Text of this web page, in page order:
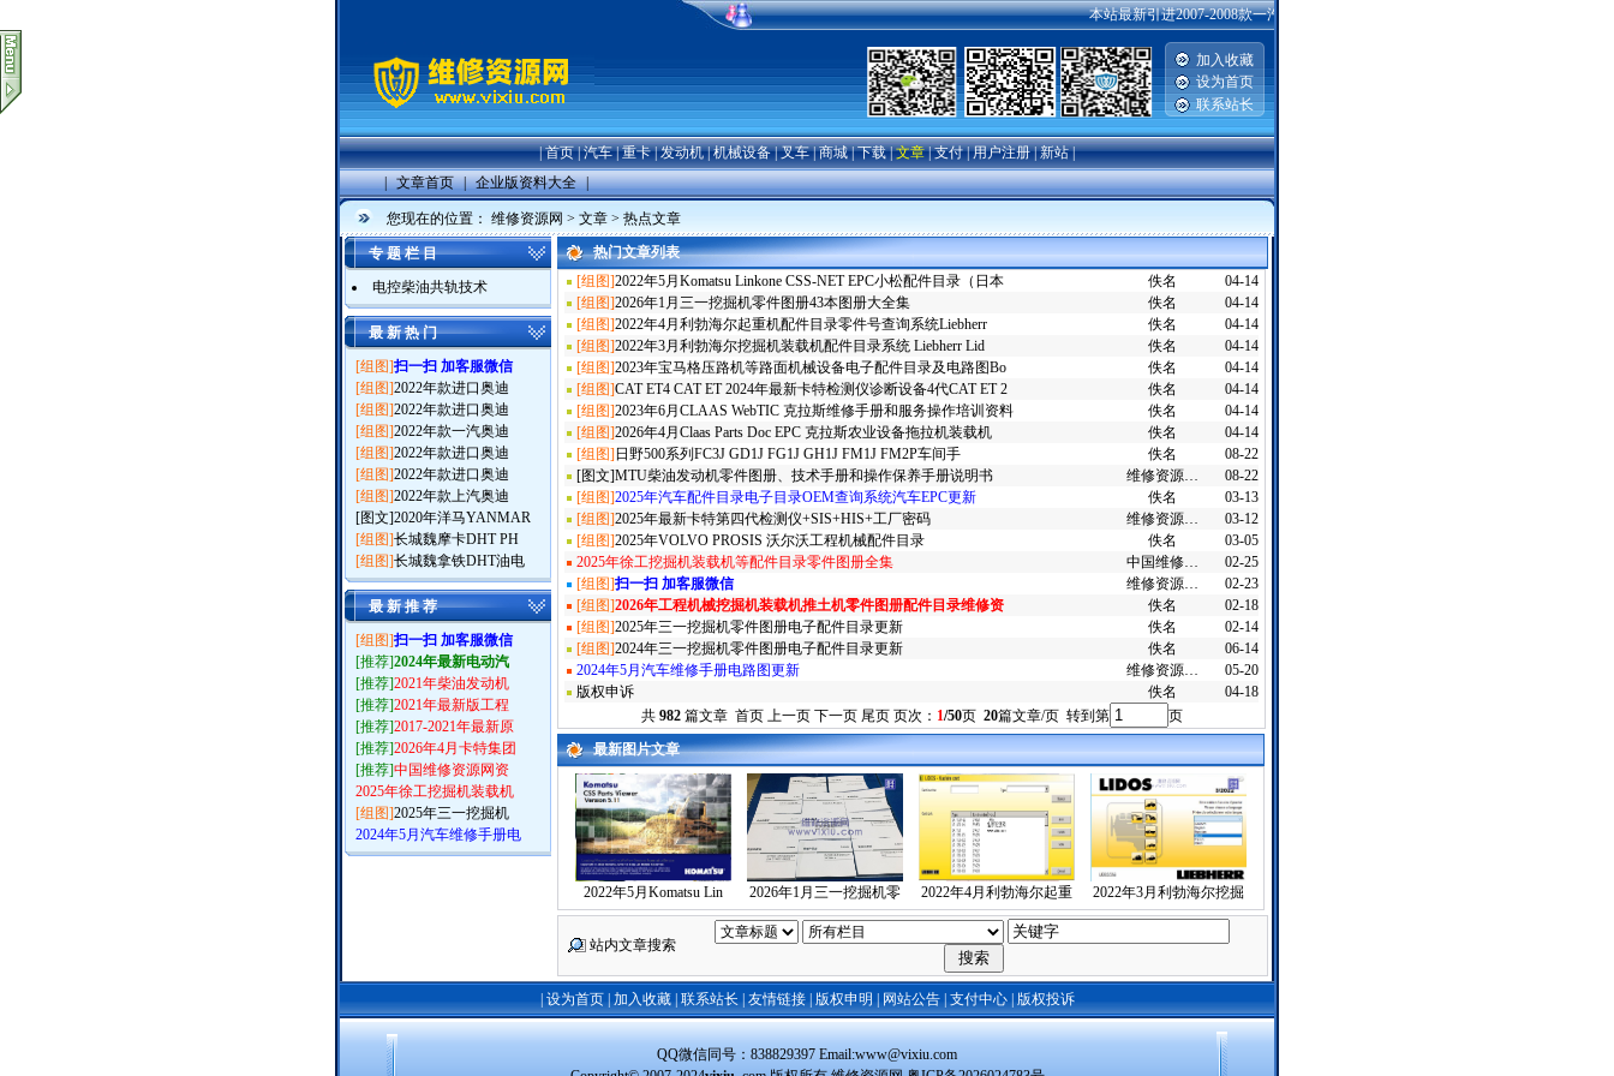
本站最新引进2007-2008款一汽丰田威驰，卡罗拉，普锐斯，广州丰田雅力士，
加入收藏
设为首页
联系站长
|首页|汽车|重卡|发动机|机械设备|叉车|商城|下载|文章|支付|用户注册|新站|
| 文章首页 | 企业版资料大全 |
您现在的位置： 维修资源网 > 文章 > 热点文章
专 题 栏 目
电控柴油共轨技术
最 新 热 门
[组图]扫一扫 加客服微信
[组图]2022年款进口奥迪
[组图]2022年款进口奥迪
[组图]2022年款一汽奥迪
[组图]2022年款进口奥迪
[组图]2022年款进口奥迪
[组图]2022年款上汽奥迪
[图文]2020年洋马YANMAR
[组图]长城魏摩卡DHT PH
[组图]长城魏拿铁DHT油电
最 新 推 荐
[组图]扫一扫 加客服微信
[推荐]2024年最新电动汽
[推荐]2021年柴油发动机
[推荐]2021年最新版工程
[推荐]2017-2021年最新原
[推荐]2026年4月卡特集团
[推荐]中国维修资源网资
2025年徐工挖掘机装载机
[组图]2025年三一挖掘机
2024年5月汽车维修手册电
热门文章列表
[组图]2022年5月Komatsu Linkone CSS-NET EPC小松配件目录（日本 佚名
04-14
[组图]2026年1月三一挖掘机零件图册43本图册大全集 佚名
04-14
[组图]2022年4月利勃海尔起重机配件目录零件号查询系统Liebherr 佚名
04-14
[组图]2022年3月利勃海尔挖掘机装载机配件目录系统 Liebherr Lid 佚名
04-14
[组图]2023年宝马格压路机等路面机械设备电子配件目录及电路图Bo 佚名
04-14
[组图]CAT ET4 CAT ET 2024年最新卡特检测仪诊断设备4代CAT ET 2 佚名
04-14
[组图]2023年6月CLAAS WebTIC 克拉斯维修手册和服务操作培训资料 佚名
04-14
[组图]2026年4月Claas Parts Doc EPC 克拉斯农业设备拖拉机装载机 佚名
04-14
[组图] 日野500系列FC3J GD1J FG1J GH1J FM1J FM2P车间手 佚名
08-22
[图文]MTU柴油发动机零件图册、技术手册和操作保养手册说明书 维修资源…
08-22
[组图]2025年汽车配件目录电子目录OEM查询系统汽车EPC更新 佚名
03-13
[组图]2025年最新卡特第四代检测仪+SIS+HIS+工厂密码 维修资源…
03-12
[组图]2025年VOLVO PROSIS 沃尔沃工程机械配件目录 佚名
03-05
2025年徐工挖掘机装载机等配件目录零件图册全集
中国维修…
02-25
[组图]扫一扫 加客服微信 维修资源…
02-23
[组图]2026年工程机械挖掘机装载机推土机零件图册配件目录维修资 佚名
02-18
[组图]2025年三一挖掘机零件图册电子配件目录更新 佚名
02-14
[组图]2024年三一挖掘机零件图册电子配件目录更新 佚名
06-14
2024年5月汽车维修手册电路图更新
维修资源…
05-20
版权申诉
佚名
04-18
共 982篇文章 首页 上一页 下一页 尾页页次： 1/50页 20篇文章/页 转到第
页
最新图片文章
2022年5月Komatsu Lin 2026年1月三一挖掘机零 2022年4月利勃海尔起重 2022年3月利勃海尔挖掘
站内文章搜索
设为首页| 加入收藏| 联系站长 友情链接| 版权申明 网站公告| 支付中心| 版权投诉
QQ微信同号：838829397 Email:www@vixiu.com